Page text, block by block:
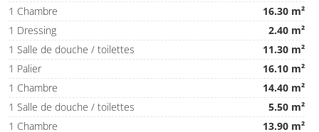
1 Chambre
16.30 m²
1 Dressing
2.40 m²
1 Salle de douche / toilettes
11.30 m²
1 Palier
16.10 m²
1 Chambre
14.40 m²
1 Salle de douche / toilettes
5.50 m²
1 Chambre
13.90 m²